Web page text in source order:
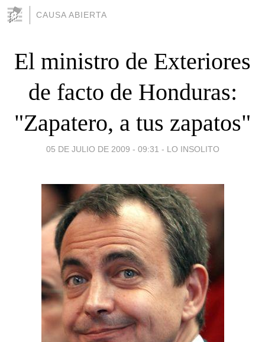
CAUSA ABIERTA
El ministro de Exteriores
de facto de Honduras:
"Zapatero, a tus zapatos"
05 DE JULIO DE 2009 - 09:31 - LO INSOLITO